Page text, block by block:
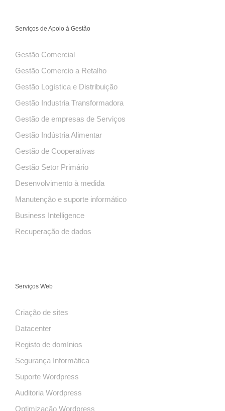
Serviços de Apoio à Gestão
Gestão Comercial
Gestão Comercio a Retalho
Gestão Logística e Distribuição
Gestão Industria Transformadora
Gestão de empresas de Serviços
Gestão Indústria Alimentar
Gestão de Cooperativas
Gestão Setor Primário
Desenvolvimento à medida
Manutenção e suporte informático
Business Intelligence
Recuperação de dados
Serviços Web
Criação de sites
Datacenter
Registo de domínios
Segurança Informática
Suporte Wordpress
Auditoria Wordpress
Optimização Wordpress